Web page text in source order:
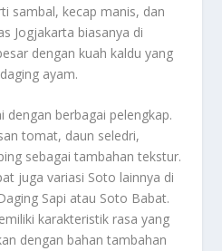
sambal, kecap manis, dan
Jogjakarta biasanya di
dengan kuah kaldu yang
ayam.
dengan berbagai pelengkap.
tomat, daun seledri,
sebagai tambahan tekstur.
juga variasi Soto lainnya di
Sapi atau Soto Babat.
karakteristik rasa yang
dengan bahan tambahan